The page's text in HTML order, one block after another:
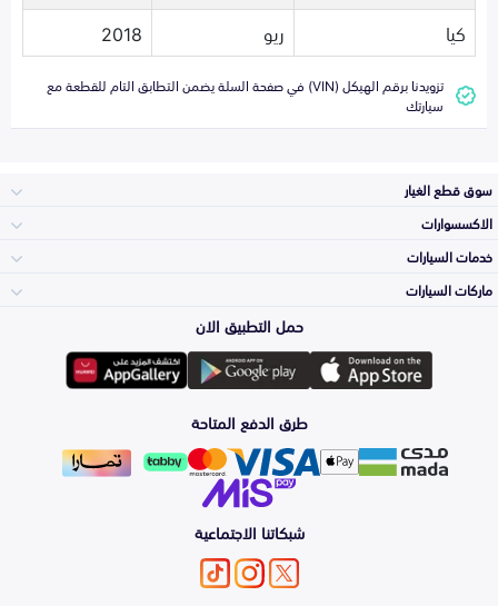
كيا
ريو 2018
تزويدنا برقم الهيكل (VIN) في صفحة السلة يضمن التطابق التام للقطعة مع
سيارتك
سوق قطع الغيار
المكائن، القيرات
وملحقاتها
الشمعات
والاصطبات (الاضاءة)
الفرامل والأقمشة
الاكسسوارات
لوازم الرحلات
اكسسوارات العناية
الزيوت و السوائل
خدمات السيارات
الأكثر مبيعاً
التلميع والعناية
حماية مقدمة السيارة
ماركات السيارات
تويوتا
هيونداي
كيا
حمل التطبيق الان
طرق الدفع المتاحة
شبكاتنا الاجتماعية